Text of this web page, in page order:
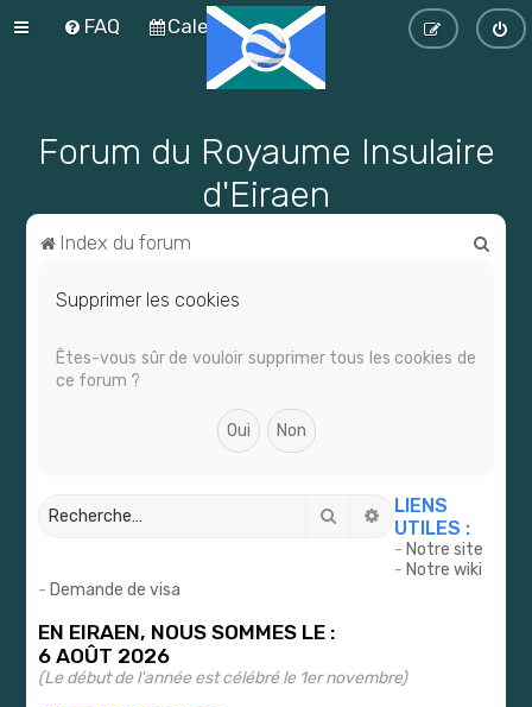
FAQ Calendrier
Forum du Royaume Insulaire
d'Eiraen
Index du forum
Supprimer les cookies
Êtes-vous sûr de vouloir supprimer tous les cookies de
ce forum ?
RechercherRecherche
LIENS
UTILES :
- Notre site
- Notre wiki
- Demande de visa
EN EIRAEN, NOUS SOMMES LE :
6 AOÛT 2026
(Le début de l'année est célébré le 1er novembre)